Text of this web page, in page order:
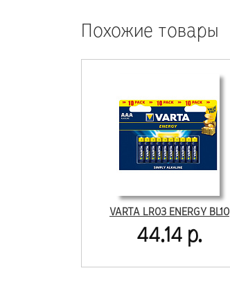
Похожие товары
VARTA LR03 ENERGY BL10
44.14 р.